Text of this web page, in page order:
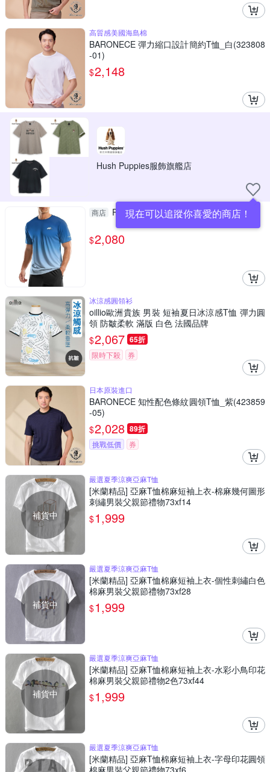
高質感美國海島棉
BARONECE 彈力縮口設計簡約T恤_白(323808
-01)
$2,148
Hush Puppies服飾旗艦店
現在可以追蹤你喜愛的商店！
商店 Pickle Ball 男匹克球UPF快乾布料T恤
$2,080
冰涼感圓領衫
oillio歐洲貴族 男裝 短袖夏日冰涼感T恤 彈力圓
領 防皺柔軟 滿版 白色 法國品牌
$2,067 65折
限時下殺 券
日本原裝進口
BARONECE 知性配色條紋圓領T恤_紫(423859
-05)
$2,028 89折
挑戰低價 券
補貨中
嚴選夏季涼爽亞麻T恤
[米蘭精品] 亞麻T恤棉麻短袖上衣-棉麻幾何圖形
刺繡男裝父親節禮物73xf14
$1,999
補貨中
嚴選夏季涼爽亞麻T恤
[米蘭精品] 亞麻T恤棉麻短袖上衣-個性刺繡白色
棉麻男裝父親節禮物73xf28
$1,999
補貨中
嚴選夏季涼爽亞麻T恤
[米蘭精品] 亞麻T恤棉麻短袖上衣-水彩小鳥印花
棉麻男裝父親節禮物2色73xf44
$1,999
嚴選夏季涼爽亞麻T恤
[米蘭精品] 亞麻T恤棉麻短袖上衣-字母印花圓領